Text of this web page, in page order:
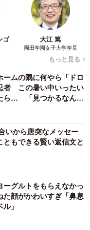
ゴ 大江 篤
園田学園女子大学学長
もっと見る
ムの隅に何やら「ドロ
者 この暑い中いったい
ら… 「見つかるなんて
いから唐突なメッセー
もできる賢い返信文と
ーグルトをもらえなかっ
た顔がかわいすぎ「鼻息
」